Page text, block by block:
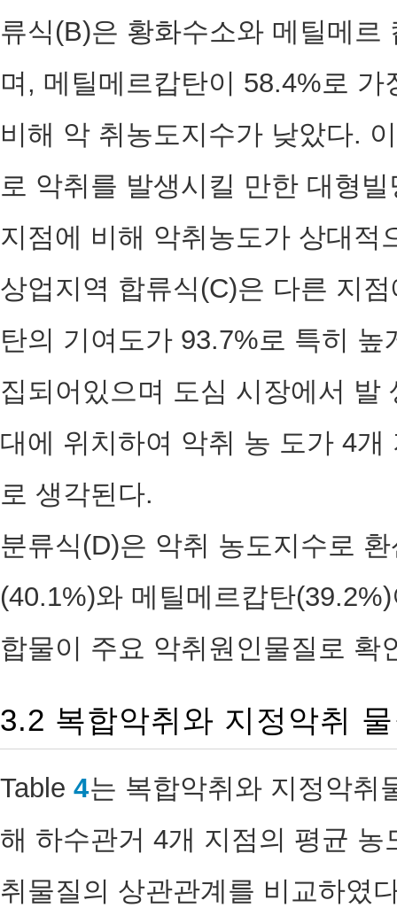
류식(B)은 황화수소와 메틸메
며, 메틸메르캅탄이 58.4%로
비해 악 취농도지수가 낮았다.
로 악취를 발생시킬 만한 대형
지점에 비해 악취농도가 상대적
상업지역 합류식(C)은 다른 지
탄의 기여도가 93.7%로 특히
집되어있으며 도심 시장에서
대에 위치하여 악취 농 도가 4
로 생각된다.
분류식(D)은 악취 농도지수로
(40.1%)와 메틸메르캅탄
합물이 주요 악취원인물질로 확
3.2 복합악취와 지정악취
Table 4는 복합악취와 지정악취
해 하수관거 4개 지점의 평균
취물질의 상관관계를 비교하였